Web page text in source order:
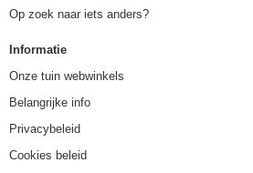
Op zoek naar iets anders?
Informatie
Onze tuin webwinkels
Belangrijke info
Privacybeleid
Cookies beleid